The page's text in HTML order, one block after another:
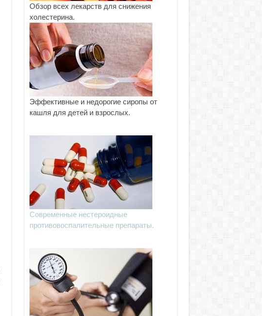
Обзор всех лекарств для снижения
холестерина.
Эффективные и недорогие сиропы от
кашля для детей и взрослых.
Современные нестероидные
противовоспалительные препараты.